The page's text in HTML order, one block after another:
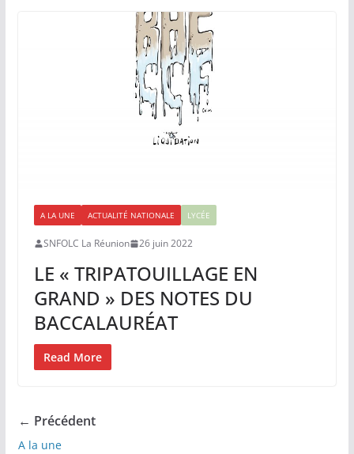
A LA UNE ACTUALITÉ NATIONALE LYCÉE
SNFOLC La Réunion 26 juin 2022
LE « TRIPATOUILLAGE EN
GRAND » DES NOTES DU
BACCALAURÉAT
Read More
← Précédent
A la une